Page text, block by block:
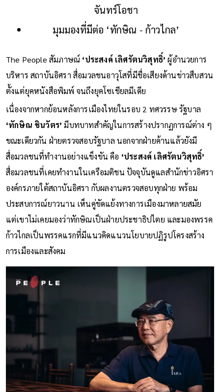
จันทร์โอชา
มุมมองที่มีต่อ ‘ทักษิณ - ก้าวไกล’
The People สัมภาษณ์ ‘ประสงค์ เลิศรัตนวิสุทธิ์’ ผู้อำนวยการ
บริหาร สถาบันอิศรา สื่อมวลชนอาวุโสที่มีชื่อเสียงด้านข่าวสืบสวน
ตั้งแต่ยุคหนังสือพิมพ์ จนถึงยุคโซเชียลมีเดีย
เนื่องจากหากย้อนหลังการเมืองไทยในรอบ 2 ทศวรรษ รัฐบาล
‘ทักษิณ ชินวัตร’ มีบทบาทสำคัญในการสร้างปรากฏการณ์ต่าง ๆ
ขณะเดียวกัน ฝ่ายตรวจสอบรัฐบาล นอกจากฝ่ายค้านแล้วยังมี
สื่อมวลชนที่ทำงานอย่างแข็งขัน คือ ‘ประสงค์ เลิศรัตนวิสุทธิ์’
สื่อมวลชนที่เคยทำงานในเครือมติชน ปัจจุบันดูแลสำนักข่าวอิศรา
องค์กรภายใต้สถาบันอิศรา กับผลงานตรวจสอบทุกฝ่าย พร้อม
ประสบการณ์ยาวนาน เห็นคู่ขัดแย้งทางการเมืองมาหลายสมัย
แต่เขาไม่เคยมองว่าทักษิณเป็นฝ่ายประชาธิปไตย และมองพรรค
ก้าวไกลเป็นพรรคแรกที่มีแนวคิดแนวนโยบายปฏิรูปโครงสร้าง
การเมืองและสังคม